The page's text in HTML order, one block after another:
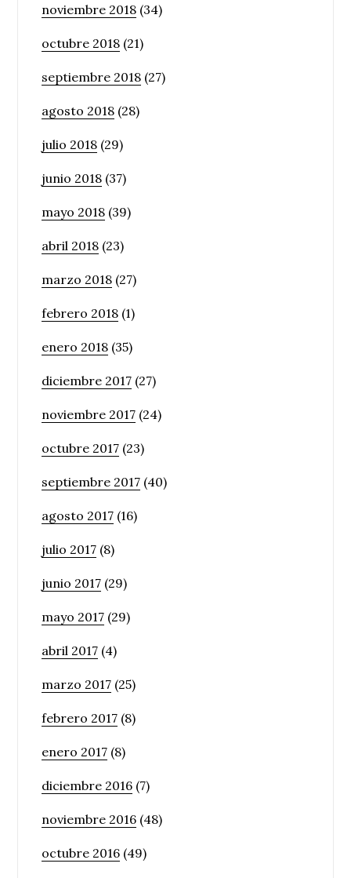
noviembre 2018 (34)
octubre 2018 (21)
septiembre 2018 (27)
agosto 2018 (28)
julio 2018 (29)
junio 2018 (37)
mayo 2018 (39)
abril 2018 (23)
marzo 2018 (27)
febrero 2018 (1)
enero 2018 (35)
diciembre 2017 (27)
noviembre 2017 (24)
octubre 2017 (23)
septiembre 2017 (40)
agosto 2017 (16)
julio 2017 (8)
junio 2017 (29)
mayo 2017 (29)
abril 2017 (4)
marzo 2017 (25)
febrero 2017 (8)
enero 2017 (8)
diciembre 2016 (7)
noviembre 2016 (48)
octubre 2016 (49)